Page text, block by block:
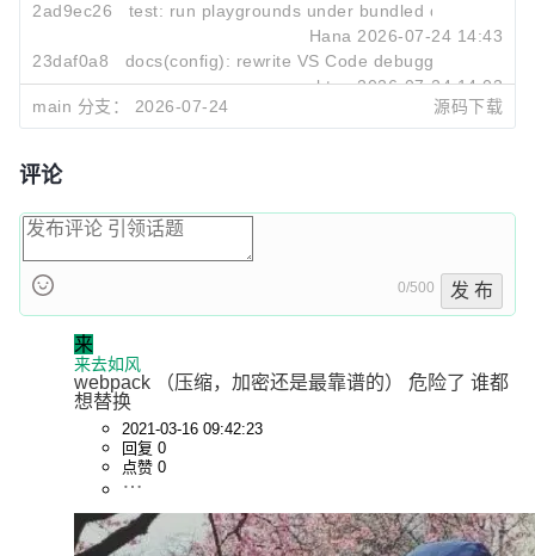
2ad9ec26
test: run playgrounds under bundled dev, skip
Hana 2026-07-24 14:43
23daf0a8
docs(config): rewrite VS Code debugging section
btea 2026-07-24 14:03
main 分支：
2026-07-24 源码下载
评论
0/500 发 布
来
来去如风
webpack （压缩，加密还是最靠谱的） 危险了 谁都
想替换
2021-03-16 09:42:23
回复 0
点赞 0